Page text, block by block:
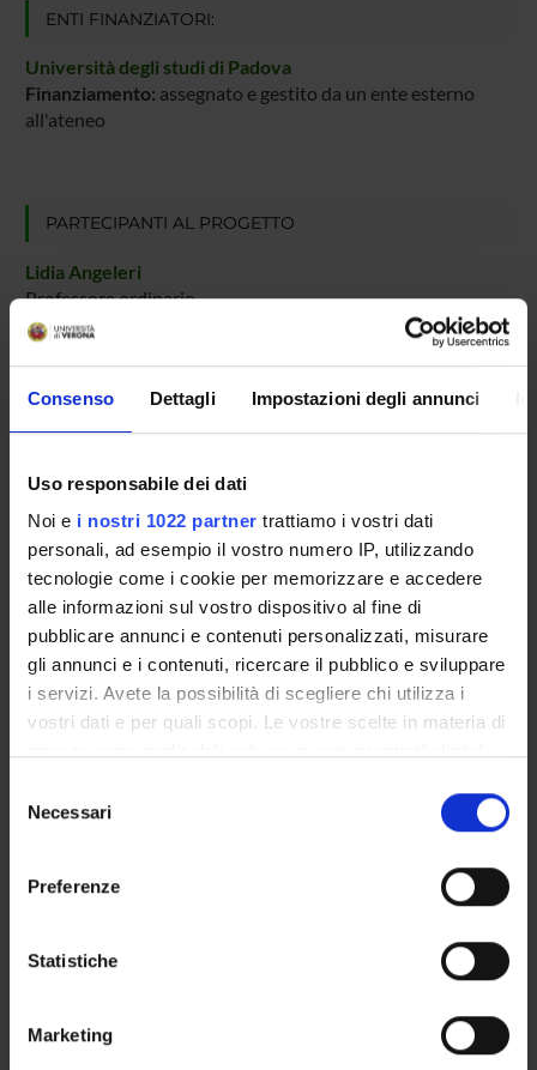
Consenso Dettagli Impostazioni degli annunci
Uso responsabile dei dati
Noi e i nostri 1022 partner trattiamo i vostri dati
personali, ad esempio il vostro numero IP, utilizzando
tecnologie come i cookie per memorizzare e accedere
alle informazioni sul vostro dispositivo al fine di
pubblicare annunci e contenuti personalizzati, misurare
gli annunci e i contenuti, ricercare il pubblico e sviluppare
i servizi. Avete la possibilità di scegliere chi utilizza i
vostri dati e per quali scopi. Le vostre scelte in materia di
modificare o revocare il proprio consenso in qualsiasi
momento dalla Dichiarazione sui cookie o facendo clic
raccogliere informazioni sulla tua posizione
geografica, con un'approssimazione di qualche
Identificare il tuo dispositivo, scansionandolo
delNecessari
Preferenze
Statistiche
Marketing
ENTI FINANZIATORI:
Università degli studi di Padova
Finanziamento: assegnato e gestito da un ente esterno
all'ateneo
PARTECIPANTI AL PROGETTO
Lidia Angeleri
Professore ordinario
Francesca Mantese
Professore associato
COLLABORATORI ESTERNI
Silvana Bazzoni
Università di Padova Matematica
AREE DI RICERCA COINVOLTE DAL PROGETTO
Algebra, Geometria e Logica Matematica
Associative rings and algebras
GRUPPI DI RICERCA